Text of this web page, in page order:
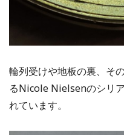
輪列受けや地板の裏、そ
るNicole Nielsenのシリ
れています。